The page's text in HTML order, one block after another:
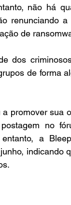
não há
renunciando
de
dos
de forma
promover sua
no
a
indicando